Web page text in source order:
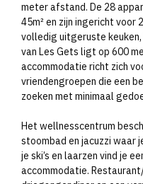
meter afstand. De 28
45m² en zijn ingericht voor
volledig uitgeruste
van Les Gets ligt op 600
accommodatie richt zich
vriendengroepen die een
zoeken met minimaal
Het wellnesscentrum
stoombad en jacuzzi waar
je ski’s en laarzen vind je
accommodatie.